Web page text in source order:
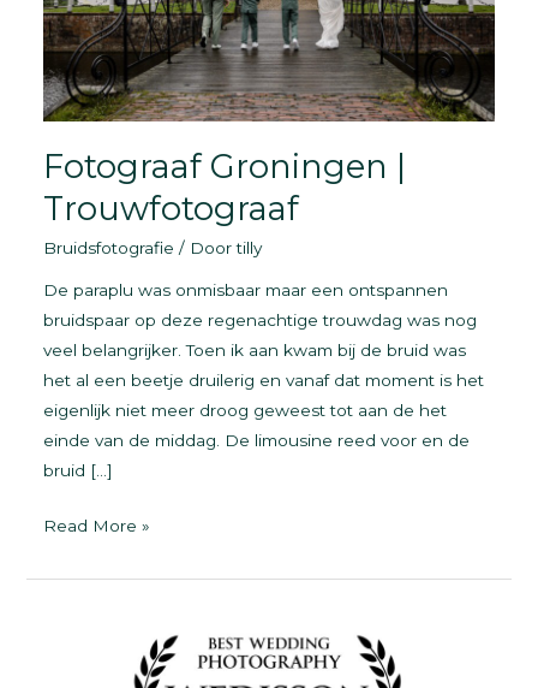
Fotograaf Groningen |
Trouwfotograaf
Bruidsfotografie / Doortilly
De paraplu was onmisbaar maar een ontspannen
bruidspaar op deze regenachtige trouwdag was nog
veel belangrijker. Toen ik aan kwam bij de bruid was
het al een beetje druilerig en vanaf dat moment is het
eigenlijk niet meer droog geweest tot aan de het
einde van de middag. De limousine reed voor en de
bruid […]
Fotograaf
|
Read More »